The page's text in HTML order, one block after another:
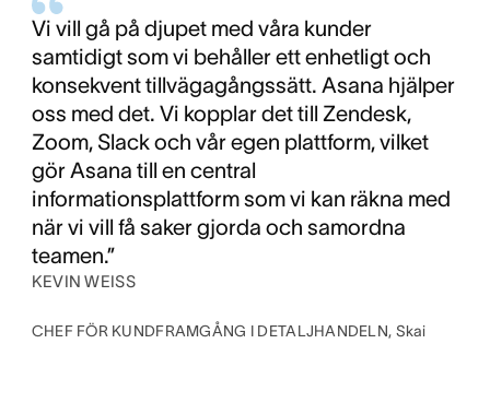
Vi vill gå på djupet med våra kunder
samtidigt som vi behåller ett enhetligt och
konsekvent tillvägagångssätt. Asana hjälper
oss med det. Vi kopplar det till Zendesk,
Zoom, Slack och vår egen plattform, vilket
gör Asana till en central
informationsplattform som vi kan räkna med
när vi vill få saker gjorda och samordna
teamen.”
KEVIN WEISS
CHEF FÖR KUNDFRAMGÅNG I DETALJHANDELN, Skai